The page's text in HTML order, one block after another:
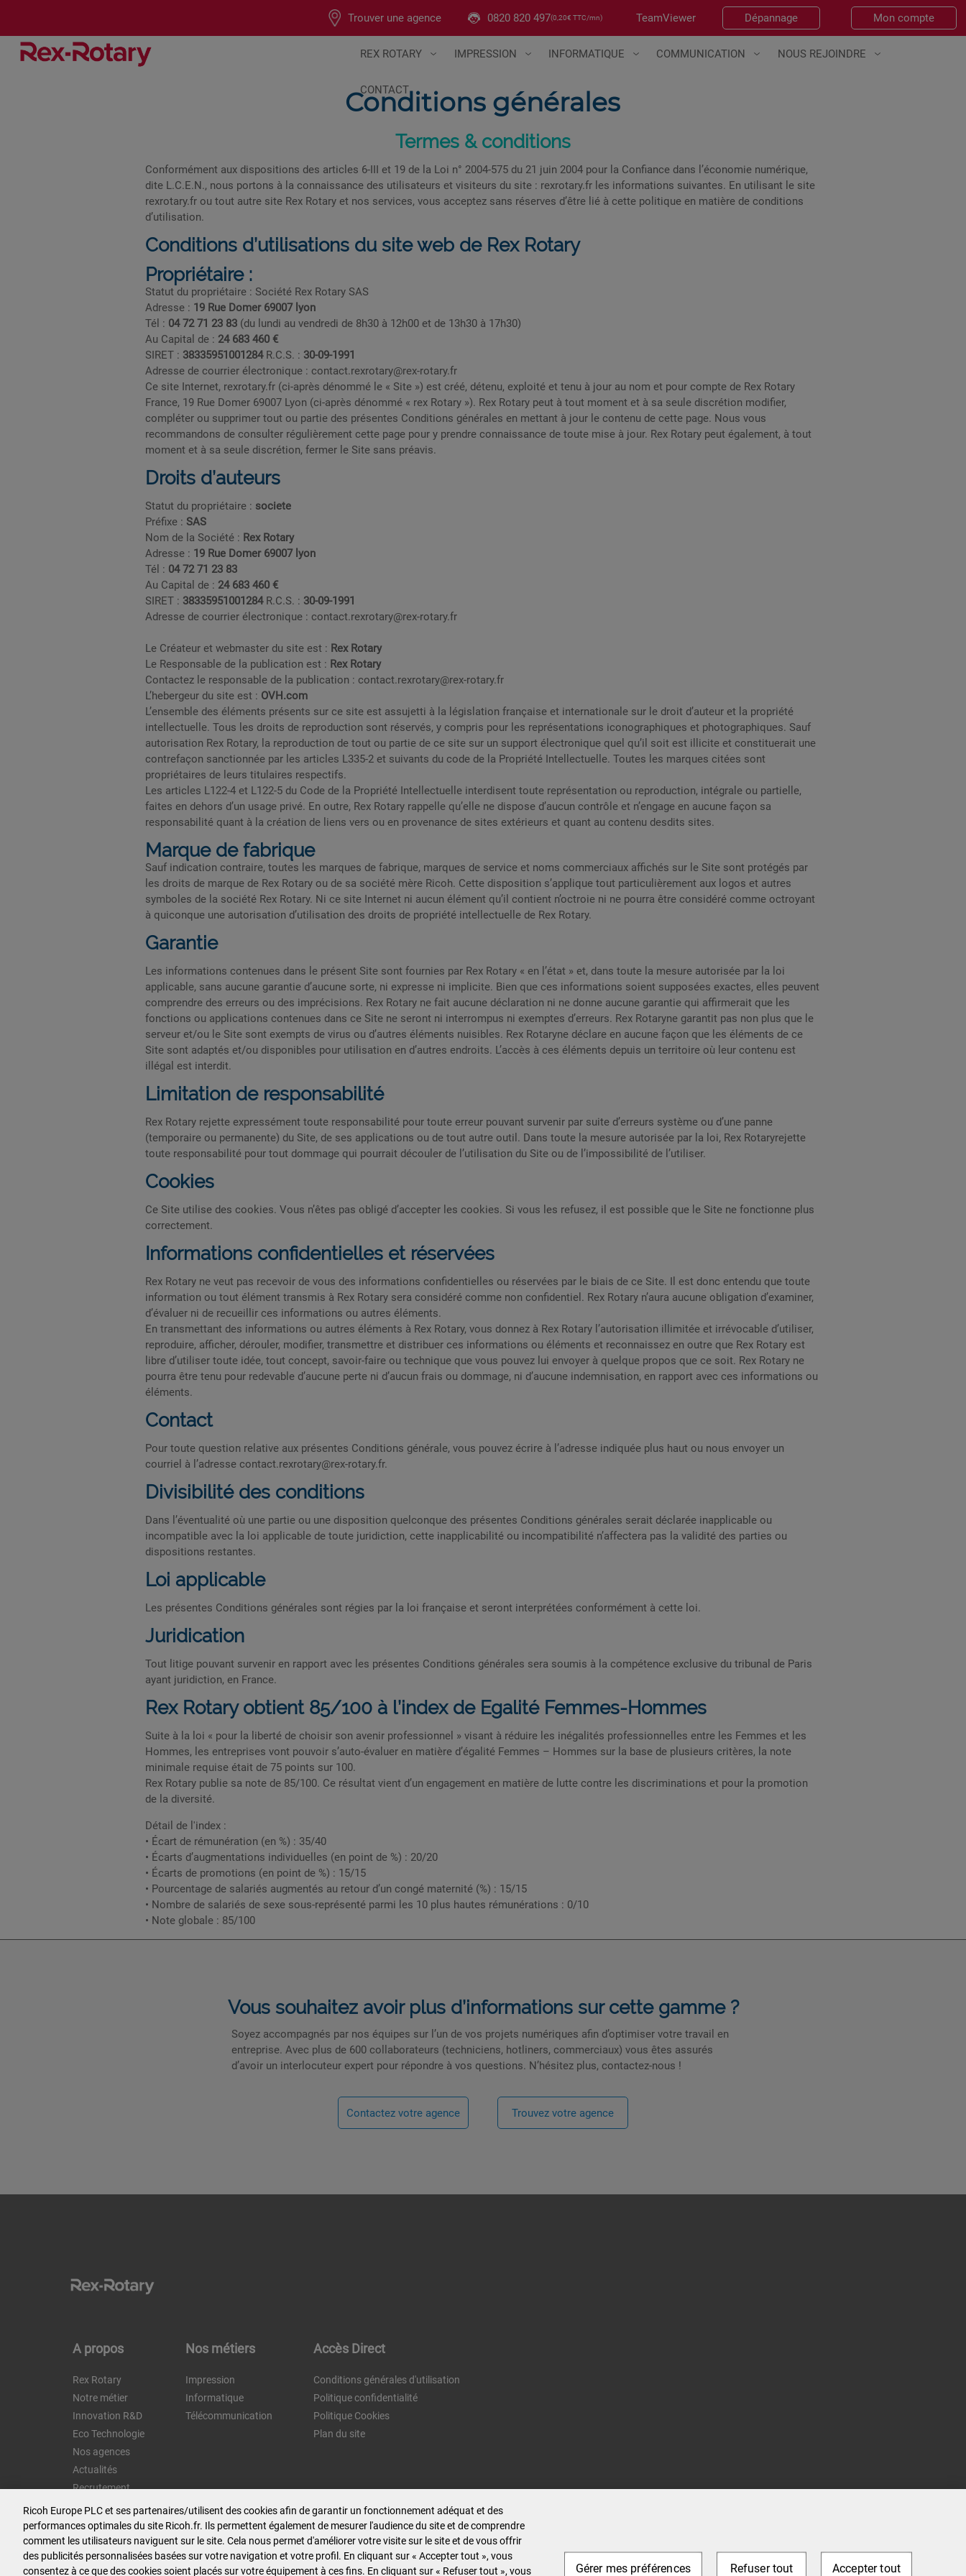
Trouver une agence 0820 820 497(0,20€ TTC/mn) TeamViewer Dépannage Mon compte
REX ROTARY IMPRESSION INFORMATIQUE COMMUNICATION NOUS REJOINDRE
CONTACT
Conditions générales
Termes & conditions
Conformément aux dispositions des articles 6-III et 19 de la Loi n° 2004-575 du 21 juin 2004 pour la Confiance dans l’économie numérique,
dite L.C.E.N., nous portons à la connaissance des utilisateurs et visiteurs du site : rexrotary.frles informations suivantes. En utilisant le site
rexrotary.fr ou tout autre site Rex Rotary et nos services, vous acceptez sans réserves d’être lié à cette politique en matière de conditions
d’utilisation.
Conditions d’utilisations du site web de Rex Rotary
Propriétaire :
Statut du propriétaire : Société Rex Rotary SAS
Adresse : 19 Rue Domer 69007 lyon
Tél : 04 72 71 23 83(du lundi au vendredi de 8h30 à 12h00 et de 13h30 à 17h30)
Au Capital de : 24 683 460 €
SIRET : 38335951001284 R.C.S. : 30-09-1991
Adresse de courrier électronique : contact.rexrotary@rex-rotary.fr
Ce site Internet, rexrotary.fr(ci-après dénommé le « Site ») est créé, détenu, exploité et tenu à jour au nom et pour compte de Rex Rotary
France, 19 Rue Domer 69007 Lyon (ci-après dénommé « rex Rotary »). Rex Rotary peut à tout moment et à sa seule discrétion modifier,
compléter ou supprimer tout ou partie des présentes Conditions générales en mettant à jour le contenu de cette page. Nous vous
recommandons de consulter régulièrement cette page pour y prendre connaissance de toute mise à jour. Rex Rotary peut également, à tout
moment et à sa seule discrétion, fermer le Site sans préavis.
Droits d’auteurs
Statut du propriétaire : societe
Préfixe : SAS
Nom de la Société : Rex Rotary
Adresse : 19 Rue Domer 69007 lyon
Tél : 04 72 71 23 83
Au Capital de : 24 683 460 €
SIRET : 38335951001284 R.C.S. : 30-09-1991
Adresse de courrier électronique : contact.rexrotary@rex-rotary.fr
Le Créateur et webmaster du site est : Rex Rotary
Le Responsable de la publication est : Rex Rotary
Contactez le responsable de la publication : contact.rexrotary@rex-rotary.fr
L’hebergeur du site est : OVH.com
L’ensemble des éléments présents sur ce site est assujetti à la législation française et internationale sur le droit d’auteur et la propriété
intellectuelle. Tous les droits de reproduction sont réservés, y compris pour les représentations iconographiques et photographiques. Sauf
autorisation Rex Rotary, la reproduction de tout ou partie de ce site sur un support électronique quel qu’il soit est illicite et constituerait une
contrefaçon sanctionnée par les articles L335-2 et suivants du code de la Propriété Intellectuelle. Toutes les marques citées sont
propriétaires de leurs titulaires respectifs.
Les articles L122-4 et L122-5 du Code de la Propriété Intellectuelle interdisent toute représentation ou reproduction, intégrale ou partielle,
faites en dehors d’un usage privé. En outre, Rex Rotary rappelle qu’elle ne dispose d’aucun contrôle et n’engage en aucune façon sa
responsabilité quant à la création de liens vers ou en provenance de sites extérieurs et quant au contenu desdits sites.
Marque de fabrique
Sauf indication contraire, toutes les marques de fabrique, marques de service et noms commerciaux affichés sur le Site sont protégés par
les droits de marque de Rex Rotary ou de sa société mère Ricoh. Cette disposition s’applique tout particulièrement aux logos et autres
symboles de la société Rex Rotary. Ni ce site Internet ni aucun élément qu’il contient n’octroie ni ne pourra être considéré comme octroyant
à quiconque une autorisation d’utilisation des droits de propriété intellectuelle de Rex Rotary.
Garantie
Les informations contenues dans le présent Site sont fournies par Rex Rotary « en l’état » et, dans toute la mesure autorisée par la loi
applicable, sans aucune garantie d’aucune sorte, ni expresse ni implicite. Bien que ces informations soient supposées exactes, elles peuvent
comprendre des erreurs ou des imprécisions. Rex Rotary ne fait aucune déclaration ni ne donne aucune garantie qui affirmerait que les
fonctions ou applications contenues dans ce Site ne seront ni interrompus ni exemptes d’erreurs. Rex Rotaryne garantit pas non plus que le
serveur et/ou le Site sont exempts de virus ou d’autres éléments nuisibles. Rex Rotaryne déclare en aucune façon que les éléments de ce
Site sont adaptés et/ou disponibles pour utilisation en d’autres endroits. L’accès à ces éléments depuis un territoire où leur contenu est
illégal est interdit.
Limitation de responsabilité
Rex Rotary rejette expressément toute responsabilité pour toute erreur pouvant survenir par suite d’erreurs système ou d’une panne
(temporaire ou permanente) du Site, de ses applications ou de tout autre outil. Dans toute la mesure autorisée par la loi, Rex Rotaryrejette
toute responsabilité pour tout dommage qui pourrait découler de l’utilisation du Site ou de l’impossibilité de l’utiliser.
Cookies
Ce Site utilise des cookies. Vous n’êtes pas obligé d’accepter les cookies. Si vous les refusez, il est possible que le Site ne fonctionne plus
correctement.
Informations confidentielles et réservées
Rex Rotary ne veut pas recevoir de vous des informations confidentielles ou réservées par le biais de ce Site. Il est donc entendu que toute
information ou tout élément transmis à Rex Rotary sera considéré comme non confidentiel. Rex Rotary n’aura aucune obligation d’examiner,
d’évaluer ni de recueillir ces informations ou autres éléments.
En transmettant des informations ou autres éléments à Rex Rotary, vous donnez à Rex Rotary l’autorisation illimitée et irrévocable d’utiliser,
reproduire, afficher, dérouler, modifier, transmettre et distribuer ces informations ou éléments et reconnaissez en outre que Rex Rotary est
libre d’utiliser toute idée, tout concept, savoir-faire ou technique que vous pouvez lui envoyer à quelque propos que ce soit. Rex Rotary ne
pourra être tenu pour redevable d’aucune perte ni d’aucun frais ou dommage, ni d’aucune indemnisation, en rapport avec ces informations ou
éléments.
Contact
Pour toute question relative aux présentes Conditions générale, vous pouvez écrire à l’adresse indiquée plus haut ou nous envoyer un
courriel à l’adresse contact.rexrotary@rex-rotary.fr.
Divisibilité des conditions
Dans l’éventualité où une partie ou une disposition quelconque des présentes Conditions générales serait déclarée inapplicable ou
incompatible avec la loi applicable de toute juridiction, cette inapplicabilité ou incompatibilité n’affectera pas la validité des parties ou
dispositions restantes.
Loi applicable
Les présentes Conditions générales sont régies par la loi française et seront interprétées conformément à cette loi.
Juridication
Tout litige pouvant survenir en rapport avec les présentes Conditions générales sera soumis à la compétence exclusive du tribunal de Paris
ayant juridiction, en France.
Rex Rotary obtient 85/100 à l’index de Egalité Femmes-Hommes
Suite à la loi « pour la liberté de choisir son avenir professionnel » visant à réduire les inégalités professionnelles entre les Femmes et les
Hommes, les entreprises vont pouvoir s’auto-évaluer en matière d’égalité Femmes – Hommes sur la base de plusieurs critères, la note
minimale requise était de 75 points sur 100.
Rex Rotary publie sa note de 85/100. Ce résultat vient d’un engagement en matière de lutte contre les discriminations et pour la promotion
de la diversité.
Détail de l'index :
• Écart de rémunération (en %) : 35/40
• Écarts d’augmentations individuelles (en point de %) : 20/20
• Écarts de promotions (en point de %) : 15/15
• Pourcentage de salariés augmentés au retour d’un congé maternité (%) : 15/15
• Nombre de salariés de sexe sous-représenté parmi les 10 plus hautes rémunérations : 0/10
• Note globale : 85/100
Vous souhaitez avoir plus d’informations sur cette gamme ?
Soyez accompagnés par nos équipes sur l’un de vos projets numériques afin d’optimiser votre travail en
entreprise. Avec plus de 600 collaborateurs (techniciens, hotliners, commerciaux) vous êtes assurés
d’avoir un interlocuteur expert pour répondre à vos questions. N’hésitez plus, contactez-nous !
Contactez votre agence Trouvez votre agence
A propos
Rex Rotary
Notre métier
Innovation R&D
Eco Technologie
Nos agences
Actualités
Recrutement
Contactez-nous
Nos métiers
Impression
Informatique
Télécommunication
Accès Direct
Conditions générales d'utilisation
Politique confidentialité
Politique Cookies
Plan du site
Nous rejoindre
Ricoh Europe PLC et ses partenaires/utilisent des cookies afin de garantir un fonctionnement adéquat et des
performances optimales du site Ricoh.fr. Ils permettent également de mesurer l'audience du site et de comprendre
comment les utilisateurs naviguent sur le site. Cela nous permet d'améliorer votre visite sur le site et de vous offrir
des publicités personnalisées basées sur votre navigation et votre profil. En cliquant sur « Accepter tout », vous
consentez à ce que des cookies soient placés sur votre équipement à ces fins. En cliquant sur « Refuser tout », vous
Gérer mes préférences Refuser tout Accepter tout